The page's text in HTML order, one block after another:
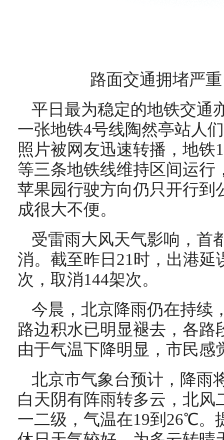
路面交通拥堵严
平日最为稳定的地铁交通
一张地铁4号线陶然亭站人
照片被网友迅速转播，地铁
等三条地铁线维持区间运行
苹果园行驶方向仍只开行到
成很大不便。
受雷雨大风天气影响，首
消。截至昨日21时，出港延
次，取消144架次。
今晨，北京降雨仍在持续
路边积水已明显褪去，各路
由于气温下降明显，市民感
北京市气象台预计，降雨
白天阴有阵雨转多云，北风
一二级，气温在19到26℃。